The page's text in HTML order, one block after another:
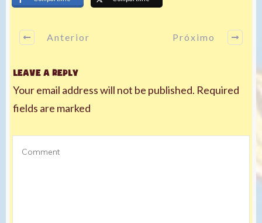
Anterior Próximo
Leave a Reply
Your email address will not be published. Required
fields are marked